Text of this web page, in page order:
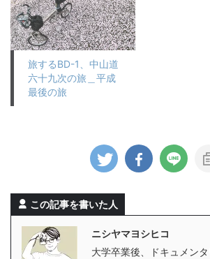
旅するBD-1、中山道
六十九次の旅＿平成
最後の旅
この記事を書いた人
ニシヤマヨシヒコ
大学卒業後、ドキュメン